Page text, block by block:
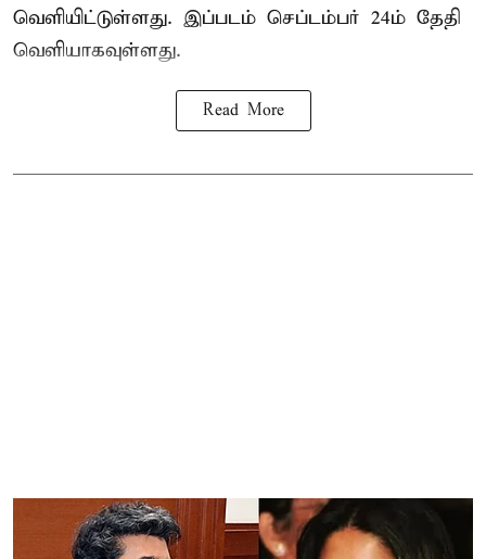
வெளியிட்டுள்ளது. இப்படம் செப்டம்பர் 24ம் தேதி
வெளியாகவுள்ளது.
Read More